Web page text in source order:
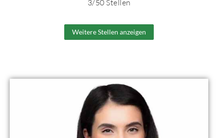
3/50 Stellen
Weitere Stellen anzeigen